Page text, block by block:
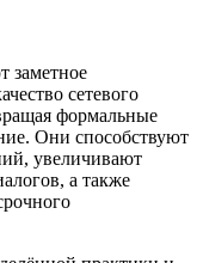
заметное
сетевого
формальные
Они способствуют
увеличивают
а также